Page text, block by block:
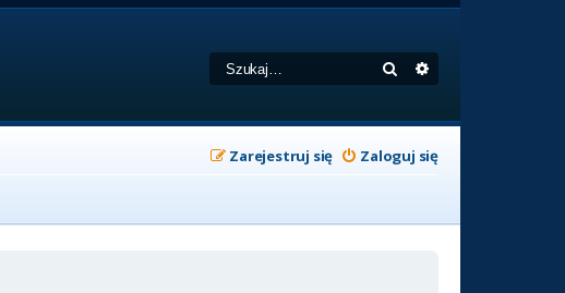
Szukaj
Zaloguj się
Zarejestruj się